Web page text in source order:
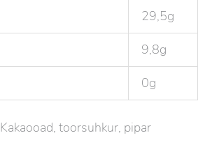
29,5g
9,8g
0g
Kakaooad, toorsuhkur, pipar